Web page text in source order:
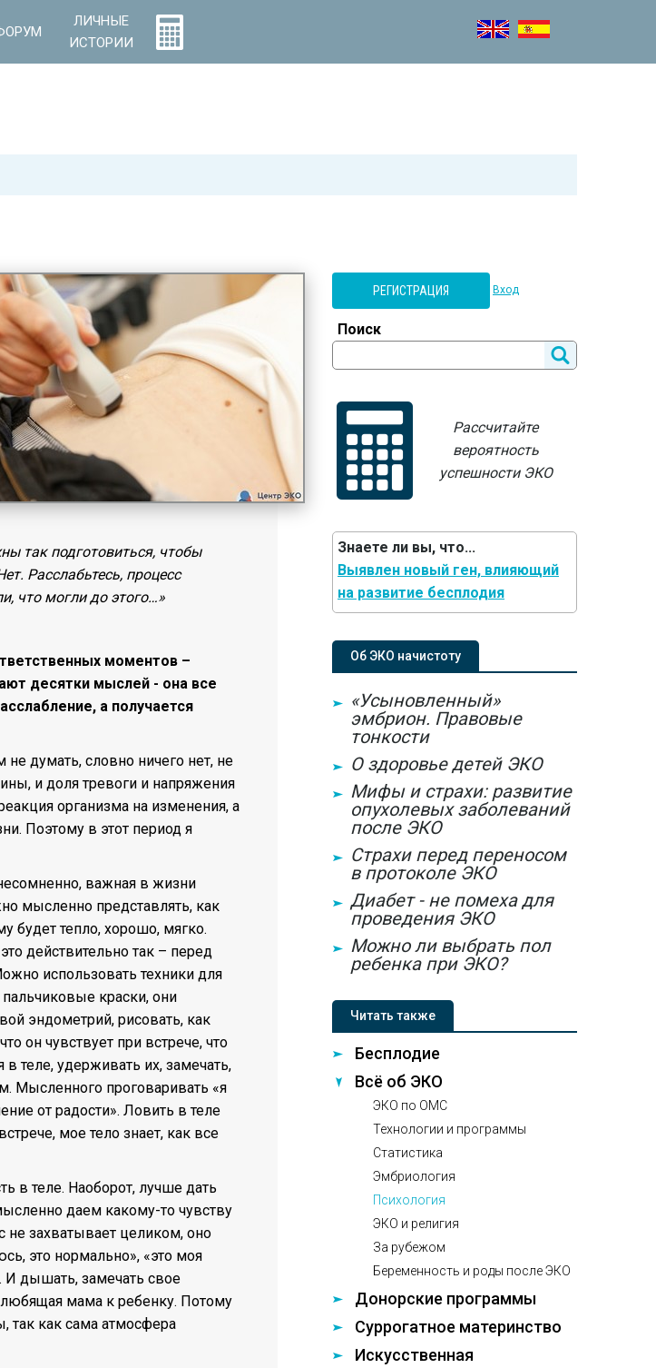
ЛИЧНЫЕ
ИСТОРИИ
так подготовиться, чтобы
Расслабьтесь, процесс
что могли до этого…»
моментов –
десятки мыслей - она все
а получается
думать, словно ничего нет, не
и доля тревоги и напряжения
организма на изменения, а
Поэтому в этот период я
важная в жизни
мысленно представлять, как
будет тепло, хорошо, мягко.
действительно так – перед
использовать техники для
краски, они
эндометрий, рисовать, как
он чувствует при встрече, что
теле, удерживать их, замечать,
Мысленного проговаривать «я
от радости». Ловить в теле
мое тело знает, как все
в теле. Наоборот, лучше дать
даем какому-то чувству
захватывает целиком, оно
это нормально», «это моя
И дышать, замечать свое
любящая мама к ребенку. Потому
так как сама атмосфера
РЕГИСТРАЦИЯ Вход
Поиск
Рассчитайте
вероятность
успешности ЭКО
Знаете ли вы, что...
Выявлен новый ген, влияющий
на развитие бесплодия
Об ЭКО начистоту
«Усыновленный»
эмбрион. Правовые
тонкости
О здоровье детей ЭКО
Мифы и страхи: развитие
опухолевых заболеваний
после ЭКО
Страхи перед переносом
в протоколе ЭКО
Диабет - не помеха для
проведения ЭКО
Можно ли выбрать пол
ребенка при ЭКО?
Читать также
Бесплодие
Всё об ЭКО
ЭКО по ОМС
Технологии и программы
Статистика
Эмбриология
Психология
ЭКО и религия
За рубежом
Беременность и роды после ЭКО
Донорские программы
Суррогатное материнство
Искусственная